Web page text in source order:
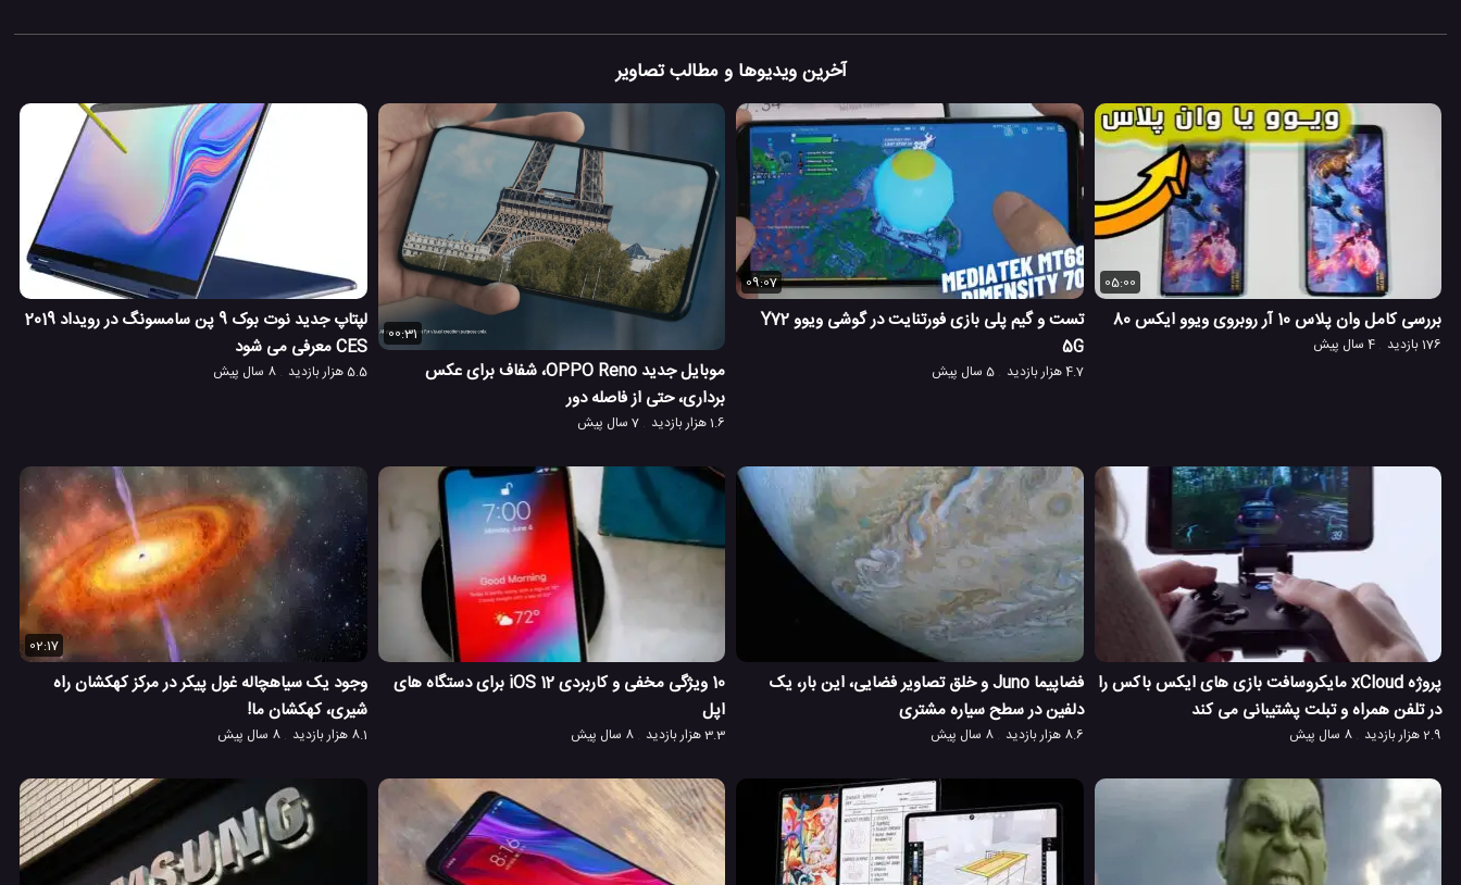
آخرین ویدیوها و مطالب تصاویر
05:00
بررسی کامل وان پلاس 10 آر روبروی ویوو ایکس 80
176 بازدید 4 سال پیش
09:07
تست و گیم پلی بازی فورتنایت در گوشی ویوو Y72
5G
4.7 هزار بازدید 5 سال پیش
00:31
موبایل جدید OPPO Reno، شفاف برای عکس
برداری، حتی از فاصله دور
1.6 هزار بازدید 7 سال پیش
لپتاپ جدید نوت بوک 9 پن سامسونگ در رویداد 2019
CES معرفی می شود
5.5 هزار بازدید 8 سال پیش
پروژه xCloud مایکروسافت بازی های ایکس باکس را
در تلفن همراه و تبلت پشتیبانی می کند
2.9 هزار بازدید 8 سال پیش
فضاپیما Juno و خلق تصاویر فضایی، این بار، یک
دلفین در سطح سیاره مشتری
8.6 هزار بازدید 8 سال پیش
10 ویژگی مخفی و کاربردی iOS 12 برای دستگاه های
اپل
3.3 هزار بازدید 8 سال پیش
02:17
وجود یک سیاهچاله غول پیکر در مرکز کهکشان راه
شیری، کهکشان ما!
8.1 هزار بازدید 8 سال پیش